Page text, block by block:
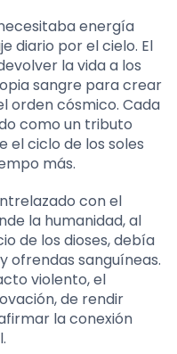
energía
diario por el cielo. El
la vida a los
sangre para crear
orden cósmico. Cada
como un tributo
el ciclo de los soles
más.
con el
la humanidad, al
de los dioses, debía
ofrendas sanguíneas.
violento, el
de rendir
la conexión